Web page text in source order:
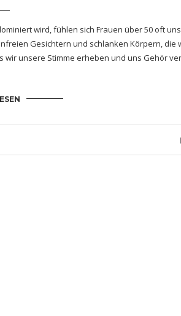
wird, fühlen sich Frauen über 50 oft
Gesichtern und schlanken Körpern, die
wir unsere Stimme erheben und uns Gehör